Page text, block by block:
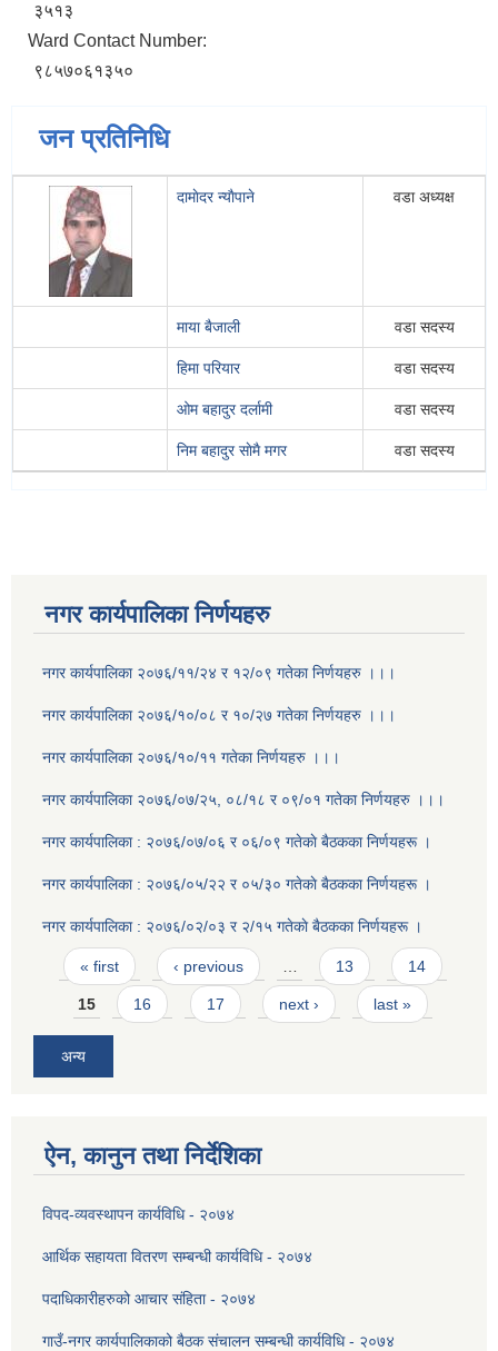
३५१३
Ward Contact Number:
९८५७०६१३५०
जन प्रतिनिधि
दामाेदर न्याैपाने वडा अध्यक्ष
माया बैजाली वडा सदस्य
हिमा परियार वडा सदस्य
ओम बहादुर दर्लामी वडा सदस्य
निम बहादुर साेमै मगर वडा सदस्य
नगर कार्यपालिका निर्णयहरु
नगर कार्यपालिका २०७६/११/२४ र १२/०९ गतेका निर्णयहरु ।।।
नगर कार्यपालिका २०७६/१०/०८ र १०/२७ गतेका निर्णयहरु ।।।
नगर कार्यपालिका २०७६/१०/११ गतेका निर्णयहरु ।।।
नगर कार्यपालिका २०७६/०७/२५, ०८/१८ र ०९/०१ गतेका निर्णयहरु ।।।
नगर कार्यपालिका : २०७६/०७/०६ र ०६/०९ गतेकाे बैठकका निर्णयहरू ।
नगर कार्यपालिका : २०७६/०५/२२ र ०५/३० गतेकाे बैठकका निर्णयहरू ।
नगर कार्यपालिका : २०७६/०२/०३ र २/१५ गतेकाे बैठकका निर्णयहरू ।
Pages
« first ‹ previous … 13 14
15 16 17 next › last »
अन्य
ऐन, कानुन तथा निर्देशिका
विपद-व्यवस्थापन कार्यविधि - २०७४
आर्थिक सहायता वितरण सम्बन्धी कार्यविधि - २०७४
पदाधिकारीहरुको आचार संहिता - २०७४
गाउँ-नगर कार्यपालिकाको बैठक संचालन सम्बन्धी कार्यविधि - २०७४